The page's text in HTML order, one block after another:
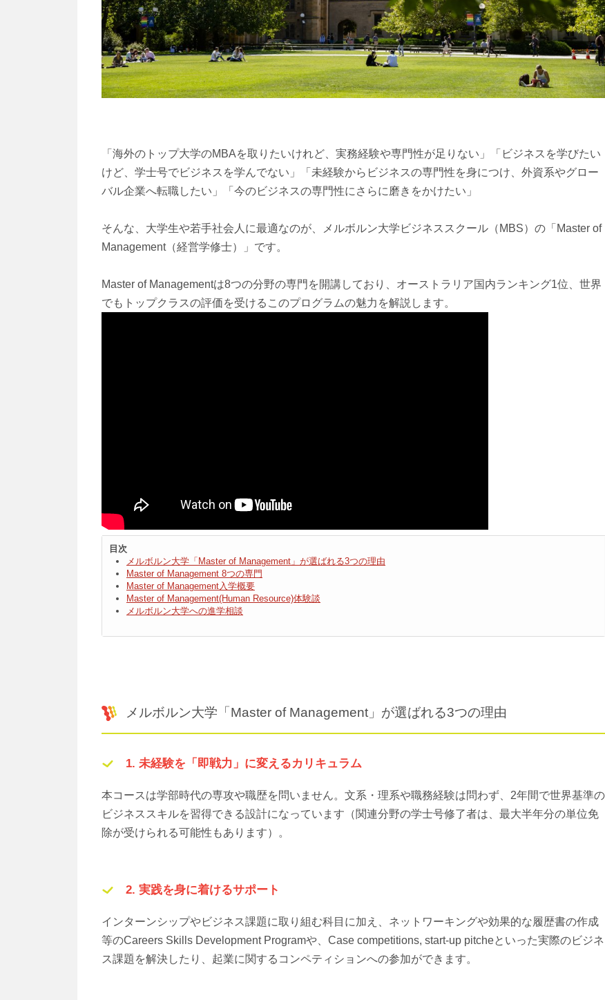
「海外のトップ大学のMBAを取りたいけれど、実務経験や専門性が足りない」「ビジネスを学びたい
けど、学士号でビジネスを学んでない」「未経験からビジネスの専門性を身につけ、外資系やグロー
バル企業へ転職したい」「今のビジネスの専門性にさらに磨きをかけたい」
そんな、大学生や若手社会人に最適なのが、メルボルン大学ビジネススクール（MBS）の「Master of
Management（経営学修士）」です。
Master of Managementは8つの分野の専門を開講しており、オーストラリア国内ランキング1位、世界
でもトップクラスの評価を受けるこのプログラムの魅力を解説します。
目次
メルボルン大学「Master of Management」が選ばれる3つの理由
Master of Management 8つの専門
Master of Management入学概要
Master of Management(Human Resource)体験談
メルボルン大学への進学相談
メルボルン大学「Master of Management」が選ばれる3つの理由
1. 未経験を「即戦力」に変えるカリキュラム
本コースは学部時代の専攻や職歴を問いません。文系・理系や職務経験は問わず、2年間で世界基準の
ビジネススキルを習得できる設計になっています（関連分野の学士号修了者は、最大半年分の単位免
除が受けられる可能性もあります）。
2. 実践を身に着けるサポート
インターンシップやビジネス課題に取り組む科目に加え、ネットワーキングや効果的な履歴書の作成
等のCareers Skills Development Programや、Case competitions, start-up pitcheといった実際のビジネ
ス課題を解決したり、起業に関するコンペティションへの参加ができます。